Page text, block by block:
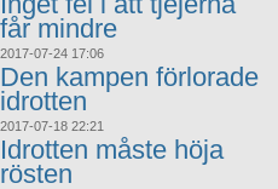
får mindre
2017-07-24 17:06
Den kampen förlorade
idrotten
2017-07-18 22:21
Idrotten måste höja
rösten